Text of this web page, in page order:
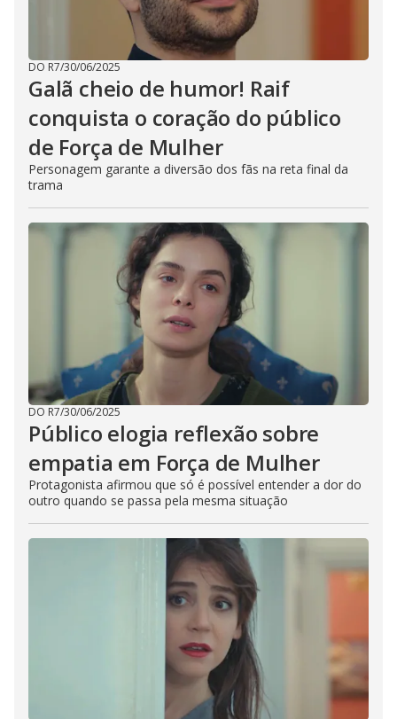
DO R7/30/06/2025
Galã cheio de humor! Raif
conquista o coração do público
de Força de Mulher
Personagem garante a diversão dos fãs na reta final da
trama
DO R7/30/06/2025
Público elogia reflexão sobre
empatia em Força de Mulher
Protagonista afirmou que só é possível entender a dor do
outro quando se passa pela mesma situação